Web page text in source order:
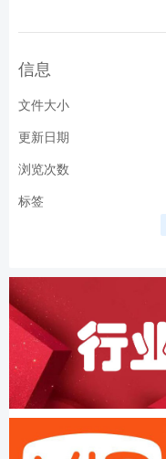
信息
文件大小
更新日期
浏览次数
标签